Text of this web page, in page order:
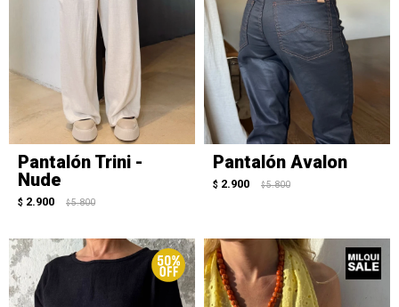
Pantalón Trini -
Nude
$ 2.900 $ 5.800
Pantalón Avalon
$ 2.900 $ 5.800